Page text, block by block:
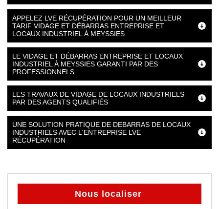
APPELEZ LVE RÉCUPÉRATION POUR UN MEILLEUR
TARIF VIDAGE ET DÉBARRAS ENTREPRISE ET
LOCAUX INDUSTRIEL À MEYSSIES
LE VIDAGE ET DÉBARRAS ENTREPRISE ET LOCAUX
INDUSTRIEL À MEYSSIES GARANTI PAR DES
PROFESSIONNELS
LES TRAVAUX DE VIDAGE DE LOCAUX INDUSTRIELS
PAR DES AGENTS QUALIFIÉS
UNE SOLUTION PRATIQUE DE DEBARRAS DE LOCAUX
INDUSTRIELS AVEC L'ENTREPRISE LVE
RÉCUPÉRATION
Nous localiser